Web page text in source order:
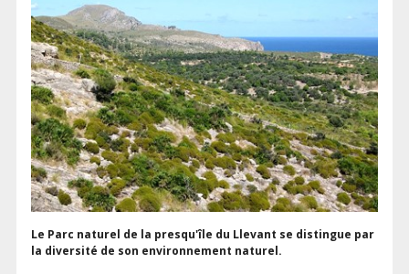
Le Parc naturel de la presqu'île du Llevant se distingue par
la diversité de son environnement naturel.